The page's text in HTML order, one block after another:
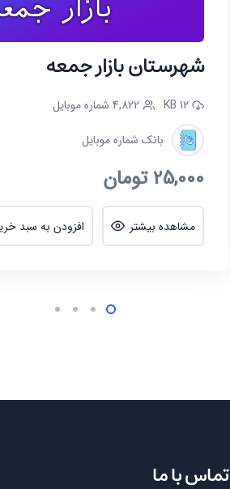
شهرستان بازار جمعه
12 KB
4,822 شماره موبایل
بانک شماره موبایل
25,000تومان
مشاهده بیشتر افزودن به سبد
تماس با ما